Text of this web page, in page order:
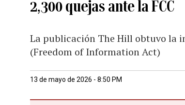
2,300 quejas ante la FCC
La publicación The Hill obtuvo la
(Freedom of Information Act)
13 de mayo de 2026 - 8:50 PM